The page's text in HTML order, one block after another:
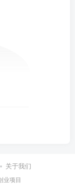
关于我们
业项目